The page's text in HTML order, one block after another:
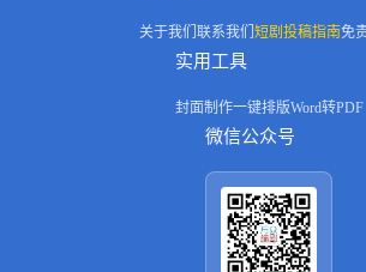
关于我们 联系我们 短剧投稿指南免
实用工具
封面制作一键排版Word转PDF
微信公众号